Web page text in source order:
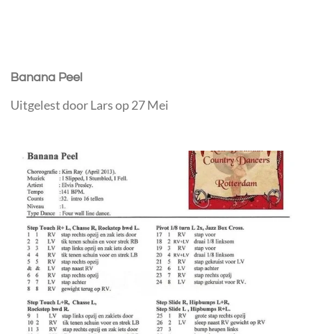
Banana Peel
Uitgelest door Lars op 27 Mei